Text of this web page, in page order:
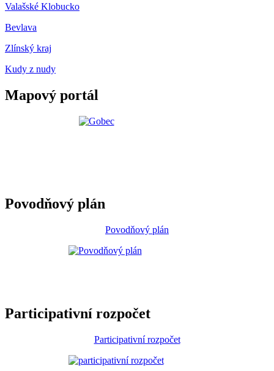
Valašské Klobucko
Bevlava
Zlínský kraj
Kudy z nudy
Mapový portál
Povodňový plán
Povodňový plán
Participativní rozpočet
Participativní rozpočet